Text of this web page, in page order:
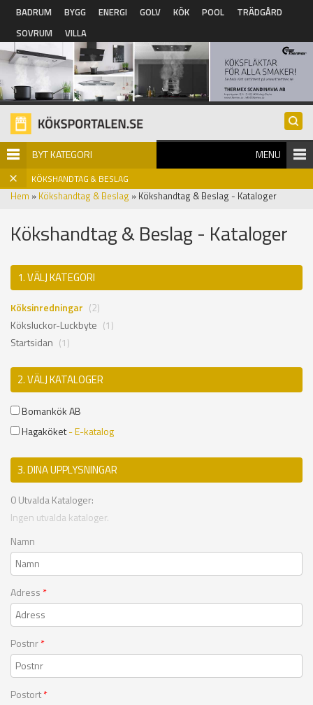
Hoppa till huvudinnehåll
BADRUM BYGG ENERGI GOLV KÖK POOL
TRÄDGÅRD
SOVRUM
VILLA
BYT KATEGORI MENU
KÖKSHANDTAG & BESLAG
Hem » Kökshandtag & Beslag » Kökshandtag & Beslag - Kataloger
Kökshandtag & Beslag - Kataloger
1. VÄLJ KATEGORI
Köksinredningar (2)
Köksluckor-Luckbyte (1)
Startsidan (1)
2. VÄLJ KATALOGER
Bomankök AB
Hagaköket- E-katalog
3. DINA UPPLYSNINGAR
0Utvalda Kataloger:
Ingen utvalda kataloger.
Namn
Adress *
Postnr*
Postort*